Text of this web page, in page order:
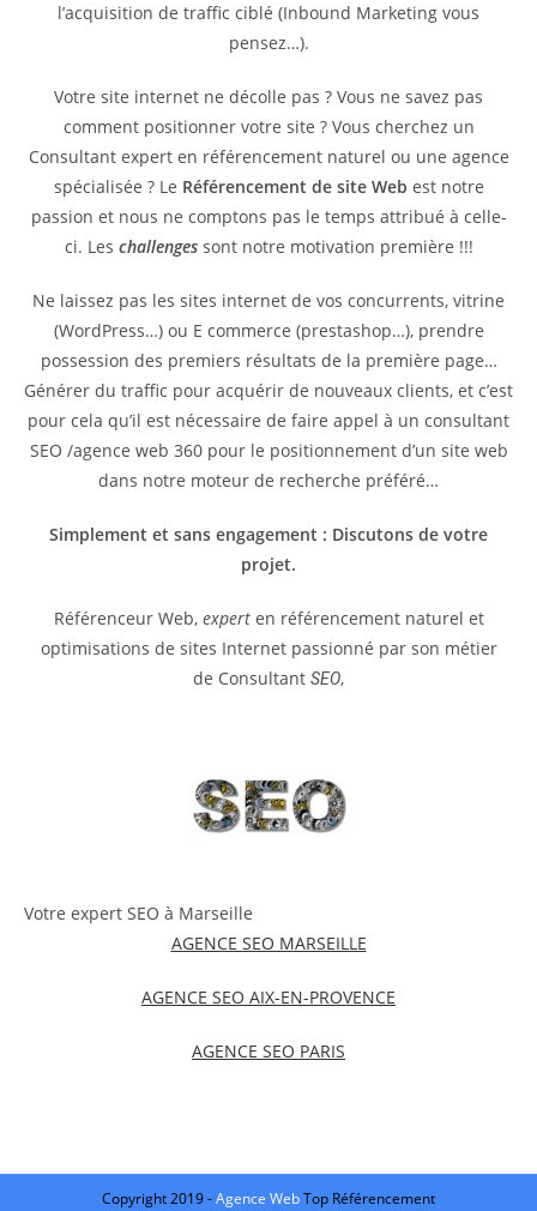
l’acquisition de traffic ciblé (Inbound Marketing vous
pensez…).
Votre site internet ne décolle pas ? Vous ne savez pas
comment positionner votre site ? Vous cherchez un
Consultant expert en référencement naturel ou une agence
spécialisée ? Le Référencement de site Web est notre
passion et nous ne comptons pas le temps attribué à celle-
ci. Les challengessont notre motivation première !!!
Ne laissez pas les sites internet de vos concurrents, vitrine
(WordPress…) ou E commerce (prestashop…), prendre
possession des premiers résultats de la première page…
Générer du traffic pour acquérir de nouveaux clients, et c’est
pour cela qu’il est nécessaire de faire appel à un consultant
SEO /agence web 360 pour le positionnement d’un site web
dans notre moteur de recherche préféré…
Simplement et sans engagement : Discutons de votre
projet.
Référenceur Web, experten référencement naturel et
optimisations de sites Internet passionné par son métier
de Consultant SEO,
Votre expert SEO à Marseille
AGENCE SEO MARSEILLE
AGENCE SEO AIX-EN-PROVENCE
AGENCE SEO PARIS
Copyright 2019 -Agence WebTop Référencement